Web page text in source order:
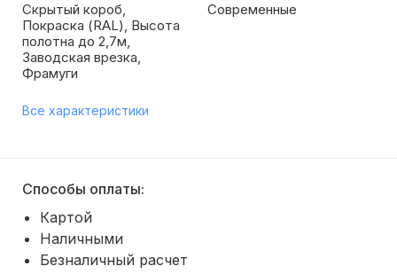
Скрытый короб,
Покраска (RAL), Высота
полотна до 2,7м,
Заводская врезка,
Фрамуги
Современные
Все характеристики
Способы оплаты:
Картой
Наличными
Безналичный расчет